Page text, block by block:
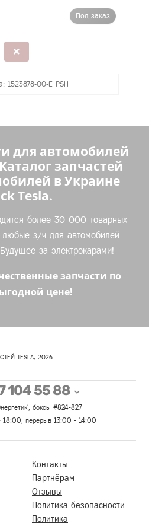
Под заказ
1523878-00-E PSH
для автомобилей
запчастей
в Украине
Tesla.
более 30 000 товарных
любые з/ч для автомобилей
за электрокарами!
запчасти по
цене!
TESLA, 2026
104 55 88
боксы #824-827
18:00, перерыв 13:00 - 14:00
Контакты
Партнёрам
Отзывы
Политика безопасности
Политика